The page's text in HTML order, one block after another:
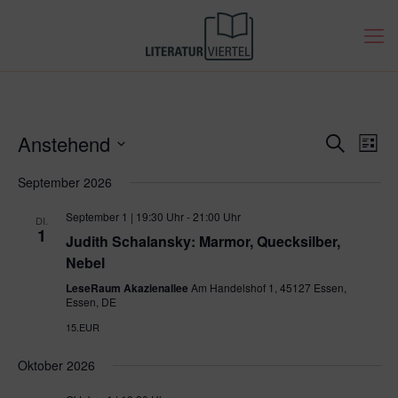
SucheListe
Anstehend
wählen.
September 2026
DI.
1
September 1 | 19:30 Uhr- 21:00 Uhr
Judith Schalansky: Marmor, Quecksilber,
Nebel
LeseRaum Akazienallee Am Handelshof 1, 45127 Essen,
Essen, DE
15.EUR
Oktober 2026